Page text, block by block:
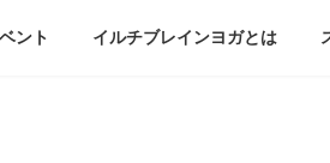
ント イルチブレインヨガとは